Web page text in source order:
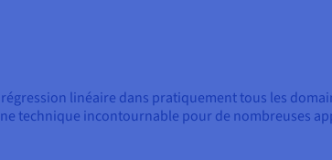
linéaire dans pratiquement tous les
technique incontournable pour de nombreuses